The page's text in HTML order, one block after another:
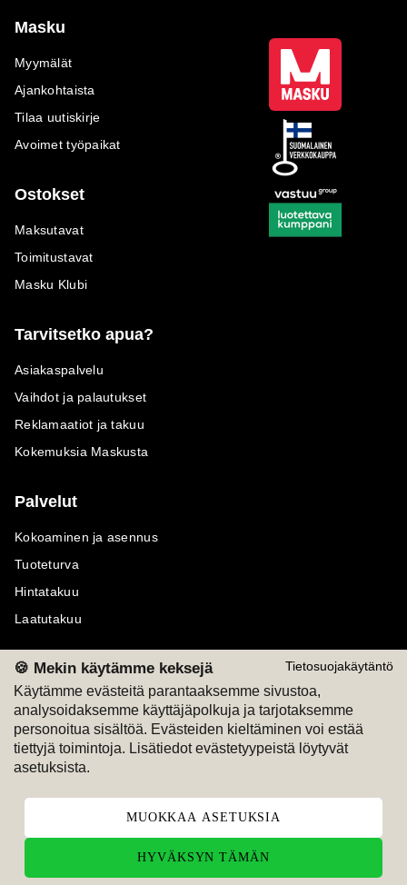
Tietosuojakäytäntö
🍪 Mekin käytämme keksejä
Käytämme evästeitä parantaaksemme sivustoa,
analysoidaksemme käyttäjäpolkuja ja tarjotaksemme
personoitua sisältöä. Evästeiden kieltäminen voi estää
tiettyjä toimintoja. Lisätiedot evästetyypeistä löytyvät
asetuksista.
MUOKKAA ASETUKSIA
HYVÄKSYN TÄMÄN
Masku
Myymälät
Ajankohtaista
Tilaa uutiskirje
Avoimet työpaikat
Ostokset
Maksutavat
Toimitustavat
Masku Klubi
Tarvitsetko apua?
Asiakaspalvelu
Vaihdot ja palautukset
Reklamaatiot ja takuu
Kokemuksia Maskusta
Palvelut
Kokoaminen ja asennus
Tuoteturva
Hintatakuu
Laatutakuu
Maksutavat
M
Seuraa meitä